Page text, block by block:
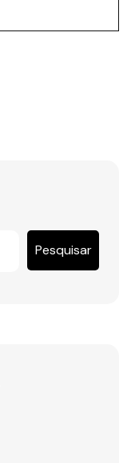
Pesquisar